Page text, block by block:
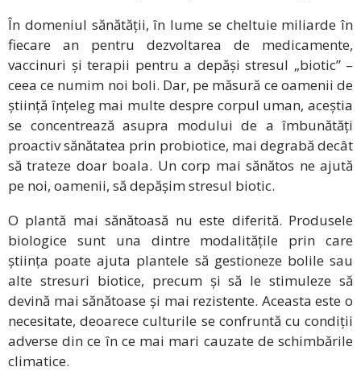
În domeniul sănătății, în lume se cheltuie miliarde în
fiecare an pentru dezvoltarea de medicamente,
vaccinuri și terapii pentru a depăși stresul „biotic” –
ceea ce numim noi boli. Dar, pe măsură ce oamenii de
știință înțeleg mai multe despre corpul uman, aceștia
se concentrează asupra modului de a îmbunătăți
proactiv sănătatea prin probiotice, mai degrabă decât
să trateze doar boala. Un corp mai sănătos ne ajută
pe noi, oamenii, să depășim stresul biotic.
O plantă mai sănătoasă nu este diferită. Produsele
biologice sunt una dintre modalitățile prin care
știința poate ajuta plantele să gestioneze bolile sau
alte stresuri biotice, precum și să le stimuleze să
devină mai sănătoase și mai rezistente. Aceasta este o
necesitate, deoarece culturile se confruntă cu condiții
adverse din ce în ce mai mari cauzate de schimbările
climatice.